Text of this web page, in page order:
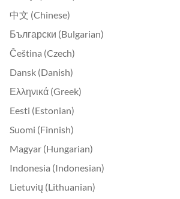
中文 (Chinese)
Български (Bulgarian)
Čeština (Czech)
Dansk (Danish)
Ελληνικά (Greek)
Eesti (Estonian)
Suomi (Finnish)
Magyar (Hungarian)
Indonesia (Indonesian)
Lietuvių (Lithuanian)